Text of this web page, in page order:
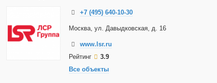
+7 (495) 640-10-30
Москва, ул. Давыдковская, д. 16
www.lsr.ru
Рейтинг
3.9
Все объекты